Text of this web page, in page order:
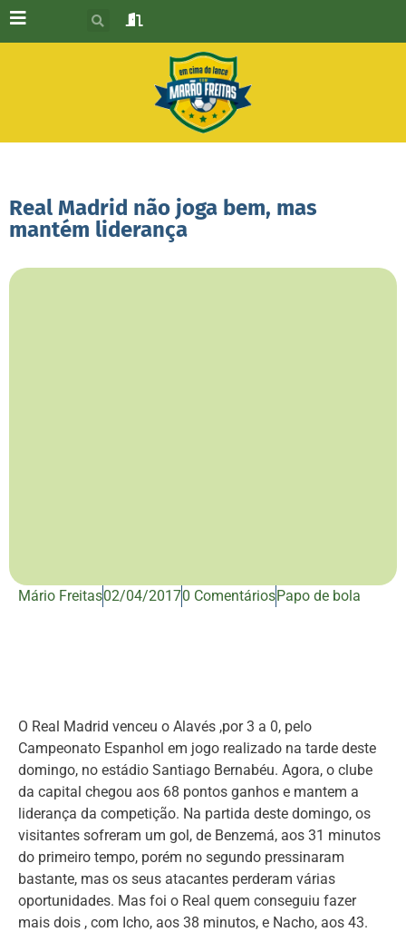
Real Madrid não joga bem, mas
mantém liderança
Mário Freitas02/04/20170 ComentáriosPapo de bola
O Real Madrid venceu o Alavés ,por 3 a 0, pelo
Campeonato Espanhol em jogo realizado na tarde deste
domingo, no estádio Santiago Bernabéu. Agora, o clube
da capital chegou aos 68 pontos ganhos e mantem a
liderança da competição. Na partida deste domingo, os
visitantes sofreram um gol, de Benzemá, aos 31 minutos
do primeiro tempo, porém no segundo pressinaram
bastante, mas os seus atacantes perderam várias
oportunidades. Mas foi o Real quem conseguiu fazer
mais dois , com Icho, aos 38 minutos, e Nacho, aos 43.